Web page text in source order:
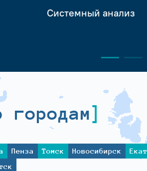
Системный анализ
городам
Пенза Томск Новосибирск